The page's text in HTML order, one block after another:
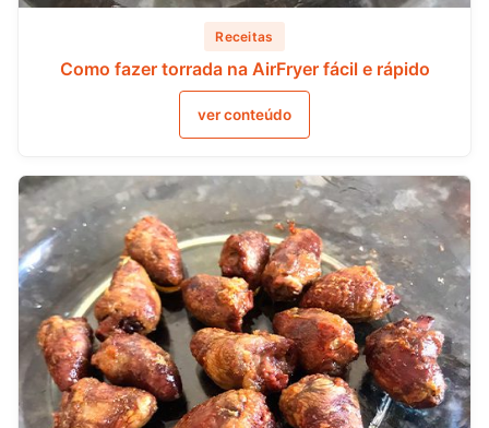
Receitas
Como fazer torrada na AirFryer fácil e rápido
ver conteúdo